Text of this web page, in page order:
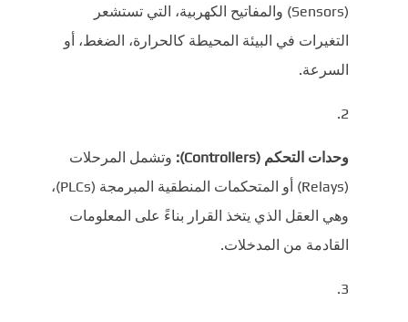
(Sensors) والمفاتيح الكهربية، التي تستشعر
التغيرات في البيئة المحيطة كالحرارة، الضغط، أو
السرعة.
وحدات التحكم (Controllers):
وتشمل المرحلات
(Relays) أو المتحكمات المنطقية المبرمجة (PLCs)،
وهي العقل الذي يتخذ القرار بناءً على المعلومات
القادمة من المدخلات.